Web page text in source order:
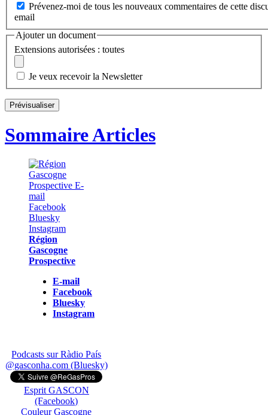
Prévenez-moi de tous les nouveaux commentaires de cette
email
Ajouter un document
Extensions autorisées : toutes
Je veux recevoir la Newsletter
Sommaire Articles
Région
Gascogne
Prospective
E-mail
Facebook
Bluesky
Instagram
Podcasts sur Ràdio País
@gasconha.com (Bluesky)
Esprit GASCON
(Facebook)
Couleur Gascogne